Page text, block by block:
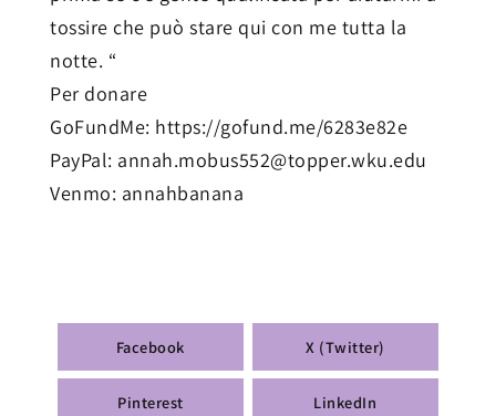
tossire che può stare qui con me tutta la
notte. “
Per donare
GoFundMe: https://gofund.me/6283e82e
PayPal: annah.mobus552@topper.wku.edu
Venmo: annahbanana
Facebook X (Twitter)
Pinterest LinkedIn